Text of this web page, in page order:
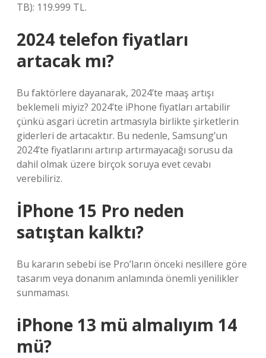
TB): 119.999 TL.
2024 telefon fiyatları
artacak mı?
Bu faktörlere dayanarak, 2024’te maaş artışı
beklemeli miyiz? 2024’te iPhone fiyatları artabilir
çünkü asgari ücretin artmasıyla birlikte şirketlerin
giderleri de artacaktır. Bu nedenle, Samsung’un
2024’te fiyatlarını artırıp artırmayacağı sorusu da
dahil olmak üzere birçok soruya evet cevabı
verebiliriz.
İPhone 15 Pro neden
satıştan kalktı?
Bu kararın sebebi ise Pro’ların önceki nesillere göre
tasarım veya donanım anlamında önemli yenilikler
sunmaması.
iPhone 13 mü almalıyım 14
mü?